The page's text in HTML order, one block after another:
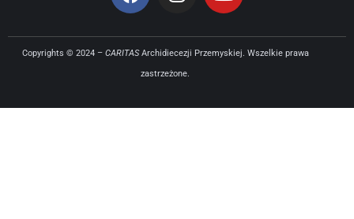
Copyrights © 2024 – CARITASArchidiecezji Przemyskiej. Wszelkie prawa
zastrzeżone.